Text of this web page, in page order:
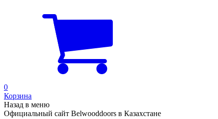
0
Корзина
Назад в меню
Официальный сайт Belwooddoors в Казахстане